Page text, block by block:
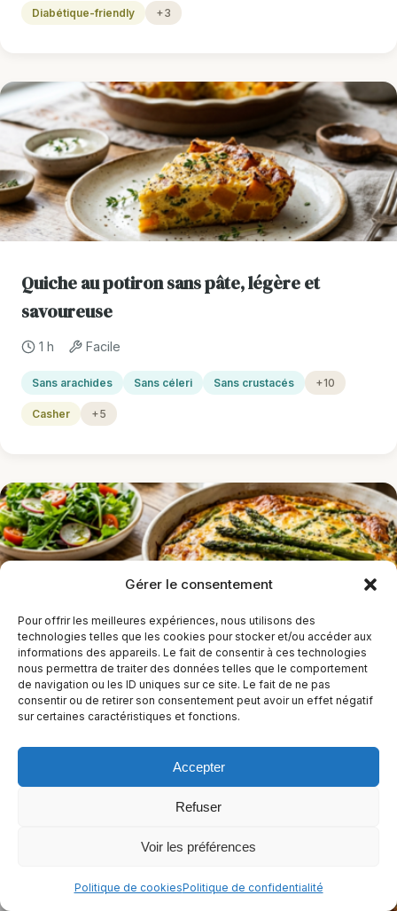
Gérer le consentement
Pour offrir les meilleures expériences, nous utilisons des
technologies telles que les cookies pour stocker et/ou accéder aux
informations des appareils. Le fait de consentir à ces technologies
nous permettra de traiter des données telles que le comportement
de navigation ou les ID uniques sur ce site. Le fait de ne pas
consentir ou de retirer son consentement peut avoir un effet négatif
sur certaines caractéristiques et fonctions.
Accepter
Refuser
Voir les préférences
Politique de cookiesPolitique de confidentialité
Diabétique-friendly +3
Quiche au potiron sans pâte, légère et
savoureuse
1 h Facile
Sans arachides Sans céleri Sans crustacés +10
Casher +5
Quiche aux asperges sans pâte
55 min Facile
Alimentation cétogène végétarienne +7